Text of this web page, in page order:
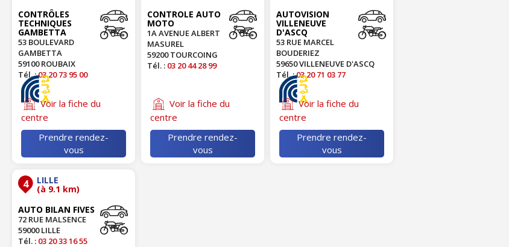
CONTRÔLES
TECHNIQUES
GAMBETTA
53 BOULEVARD
GAMBETTA
59100 ROUBAIX
Tél. :03 20 73 95 00
Voir la fiche du
centre
Prendre rendez-
vous
CONTROLE AUTO
MOTO
1A AVENUE ALBERT
MASUREL
59200 TOURCOING
Tél. : 03 20 44 28 99
Voir la fiche du
centre
Prendre rendez-
vous
AUTOVISION
VILLENEUVE
D'ASCQ
53 RUE MARCEL
BOUDERIEZ
59650 VILLENEUVE D'ASCQ
Tél. :03 20 71 03 77
Voir la fiche du
centre
Prendre rendez-
vous
4 LILLE
(à 9.1 km)
AUTO BILAN FIVES
72 RUE MALSENCE
59000 LILLE
Tél. : 03 20 33 16 55